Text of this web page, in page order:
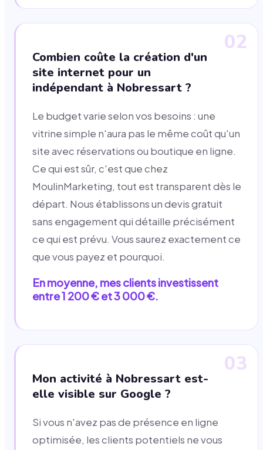
02
Combien coûte la création d'un
site internet pour un
indépendant à Nobressart ?
Le budget varie selon vos besoins : une
vitrine simple n'aura pas le même coût qu'un
site avec réservations ou boutique en ligne.
Ce qui est sûr, c'est que chez
MoulinMarketing, tout est transparent dès le
départ. Nous établissons un devis gratuit
sans engagement qui détaille précisément
ce qui est prévu. Vous saurez exactement ce
que vous payez et pourquoi.
En moyenne, mes clients investissent
entre 1 200 € et 3 000 €.
03
Mon activité à Nobressart est-
elle visible sur Google ?
Si vous n'avez pas de présence en ligne
optimisée, les clients potentiels ne vous